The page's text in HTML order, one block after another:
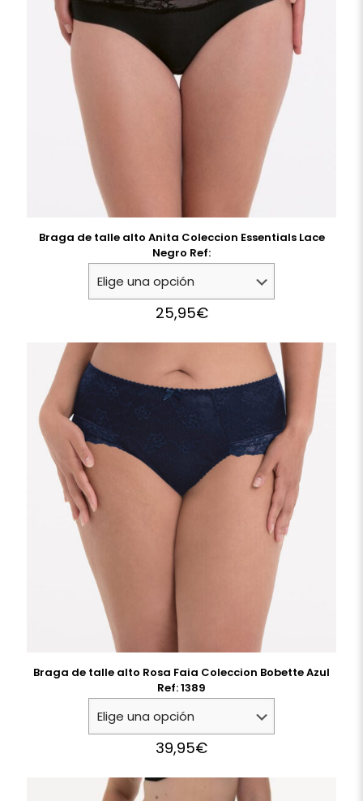
Braga de talle alto Anita Coleccion Essentials Lace
Negro Ref:
25,95€
Braga de talle alto Rosa Faia Coleccion Bobette Azul
Ref: 1389
39,95€